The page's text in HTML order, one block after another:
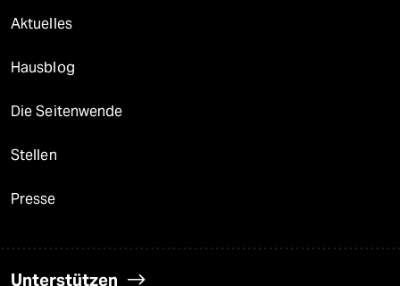
Aktuelles
Hausblog
Die Seitenwende
Stellen
Presse
Unterstützen